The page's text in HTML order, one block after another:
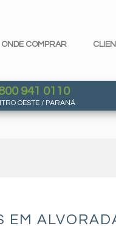
ONDE COMPRAR
941 0110
OESTE / PARANÁ